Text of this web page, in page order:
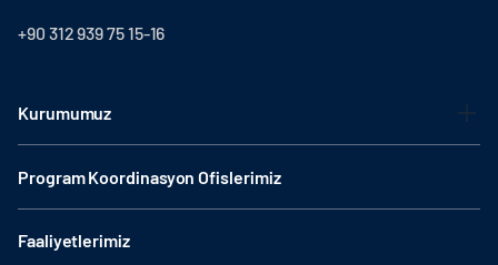
+90 312 939 75 15-16
Kurumumuz
Program Koordinasyon Ofislerimiz
Faaliyetlerimiz